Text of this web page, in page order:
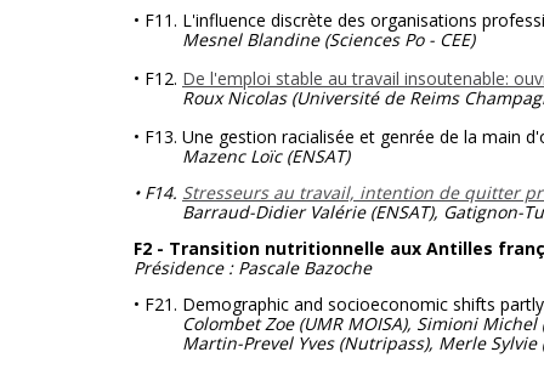
• F11. L'influence discrète des organisations
Mesnel Blandine (Sciences Po - CEE)
• F12. De l'emploi stable au travail insoutenable:
Roux Nicolas (Université de Reims
• F13. Une gestion racialisée et genrée de la main
Mazenc Loïc (ENSAT)
• F14. Stresseurs au travail, intention de quitter
Barraud-Didier Valérie (ENSAT), Gatignon-
F2 - Transition nutritionnelle aux Antilles
Présidence : Pascale Bazoche
• F21. Demographic and socioeconomic shifts
Colombet Zoe (UMR MOISA), Simioni Michel
Martin-Prevel Yves (Nutripass), Merle Sylvie